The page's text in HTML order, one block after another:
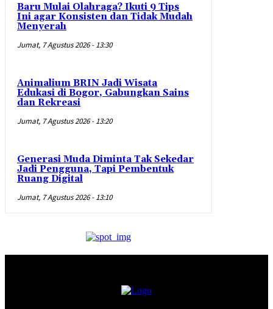
Baru Mulai Olahraga? Ikuti 9 Tips
Ini agar Konsisten dan Tidak Mudah
Menyerah
Jumat, 7 Agustus 2026 - 13:30
Animalium BRIN Jadi Wisata
Edukasi di Bogor, Gabungkan Sains
dan Rekreasi
Jumat, 7 Agustus 2026 - 13:20
Generasi Muda Diminta Tak Sekedar
Jadi Pengguna, Tapi Pembentuk
Ruang Digital
Jumat, 7 Agustus 2026 - 13:10